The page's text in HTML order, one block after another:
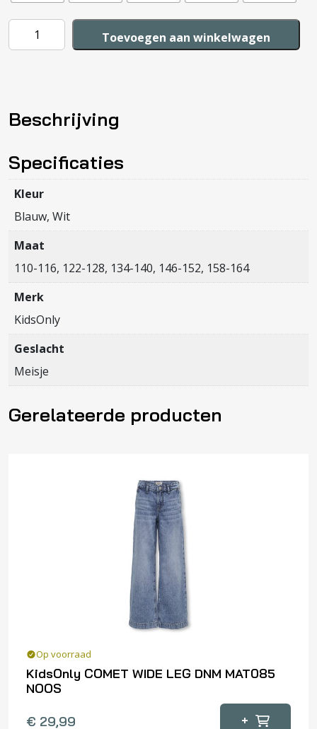
KidsOnly
PHILEA
UB
SWT
NOOS
aantal
Toevoegen aan winkelwagen
Beschrijving
Specificaties
Kleur
Blauw, Wit
Maat
110-116, 122-128, 134-140, 146-152, 158-164
Merk
KidsOnly
Geslacht
Meisje
Gerelateerde producten
Op voorraad
KidsOnly COMET WIDE LEG DNM MAT085
NOOS
€ 29,99 +